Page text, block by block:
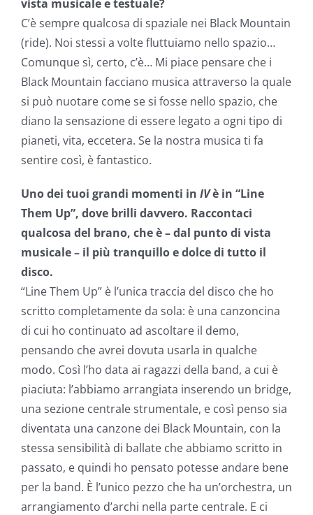
vista musicale e testuale?
C’è sempre qualcosa di spaziale nei Black Mountain
(ride). Noi stessi a volte fluttuiamo nello spazio…
Comunque sì, certo, c’è… Mi piace pensare che i
Black Mountain facciano musica attraverso la quale
si può nuotare come se si fosse nello spazio, che
diano la sensazione di essere legato a ogni tipo di
pianeti, vita, eccetera. Se la nostra musica ti fa
sentire così, è fantastico.
Uno dei tuoi grandi momenti in IVè in “Line
Them Up”, dove brilli davvero. Raccontaci
qualcosa del brano, che è – dal punto di vista
musicale – il più tranquillo e dolce di tutto il
disco.
“Line Them Up” è l’unica traccia del disco che ho
scritto completamente da sola: è una canzoncina
di cui ho continuato ad ascoltare il demo,
pensando che avrei dovuta usarla in qualche
modo. Così l’ho data ai ragazzi della band, a cui è
piaciuta: l’abbiamo arrangiata inserendo un bridge,
una sezione centrale strumentale, e così penso sia
diventata una canzone dei Black Mountain, con la
stessa sensibilità di ballate che abbiamo scritto in
passato, e quindi ho pensato potesse andare bene
per la band. È l’unico pezzo che ha un’orchestra, un
arrangiamento d’archi nella parte centrale. E ci